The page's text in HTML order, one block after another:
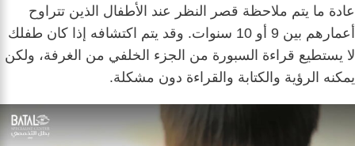
عادة ما يتم ملاحظة قصر النظر عند الأطفال الذين تتراوح
أعمارهم بين 9 أو 10 سنوات. وقد يتم اكتشافه إذا كان طفلك
لا يستطيع قراءة السبورة من الجزء الخلفي من الغرفة، ولكن
يمكنه الرؤية والكتابة والقراءة دون مشكلة.